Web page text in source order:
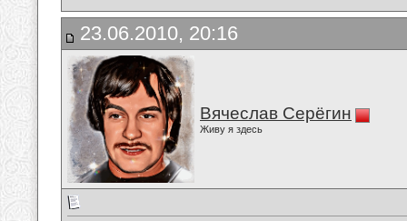
23.06.2010, 20:16
Вячеслав Серёгин
Живу я здесь